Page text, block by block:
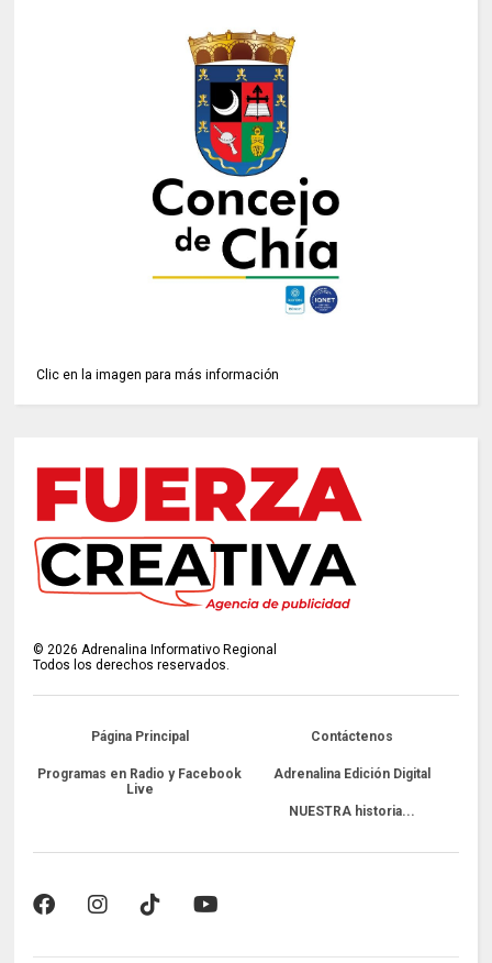
Clic en la imagen para más información
© 2026 Adrenalina Informativo Regional
Todos los derechos reservados.
Página Principal Contáctenos
Programas en Radio y Facebook
Live
Adrenalina Edición Digital
NUESTRA historia...